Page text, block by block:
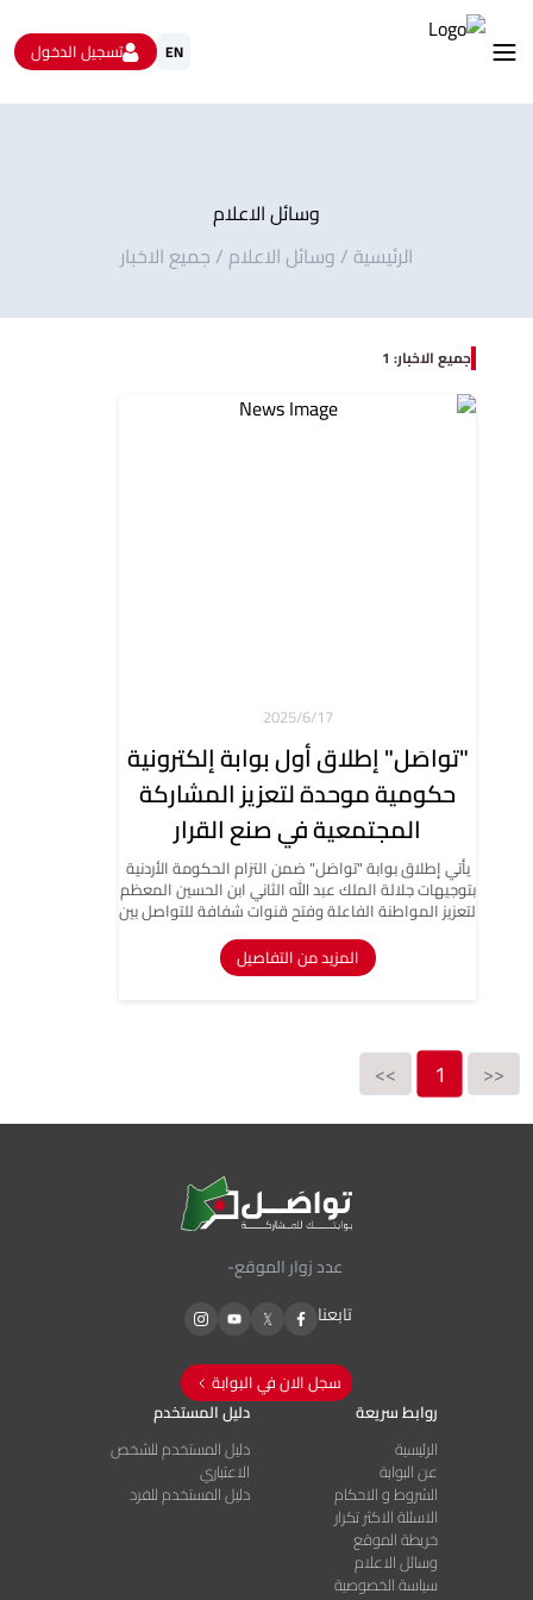
EN تسجيل الدخول
وسائل الاعلام
الرئيسية/ وسائل الاعلام/ جميع الاخبار
جميع الاخبار: 1
17‏‏/6‏‏/2025
"تواصَل" إطلاق أول بوابة إلكترونية
حكومية موحدة لتعزيز المشاركة
المجتمعية في صنع القرار
يأتي إطلاق بوابة "تواصَل" ضمن التزام الحكومة الأردنية
بتوجيهات جلالة الملك عبد الله الثاني ابن الحسين المعظم
لتعزيز المواطنة الفاعلة وفتح قنوات شفافة للتواصل بين
الحكومة والمجتمع، بما يشمل المواطنين والمقيمين
والقطاع الخاص ومنظمات المجتمع المدني.
المزيد من التفاصيل
<<
1
>>
عدد زوار الموقع-
تابعنا
سجل الان في البوابة
روابط سريعة
الرئيسية
عن البوابة
الشروط و الاحكام
الاسئلة الاكثر تكرار
خريطة الموقع
وسائل الاعلام
سياسة الخصوصية
دليل المستخدم
دليل المستخدم للشخص
الاعتباري
دليل المستخدم للفرد